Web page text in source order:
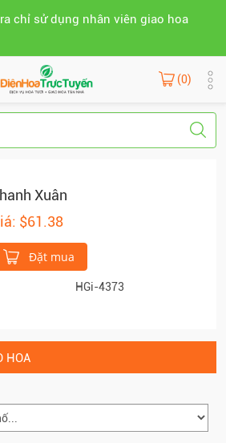
chỉ sử dụng nhân viên giao hoa
(0)
Xuân
$61.38
Đặt mua
HGi-4373
HOA